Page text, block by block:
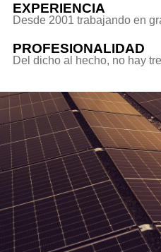
EXPERIENCIA
Desde 2001 trabajando en
PROFESIONALIDAD
Del dicho al hecho, no hay